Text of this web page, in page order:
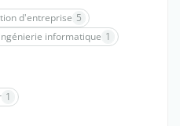
d'entreprise 5
informatique 1
1